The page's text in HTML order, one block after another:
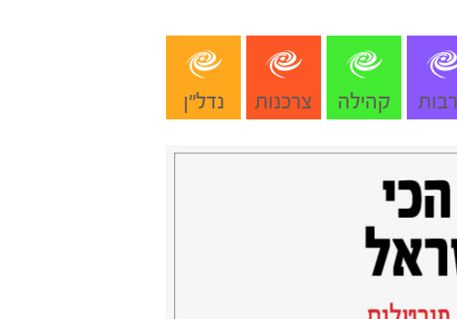
קהילה צרכנות נדל"ן